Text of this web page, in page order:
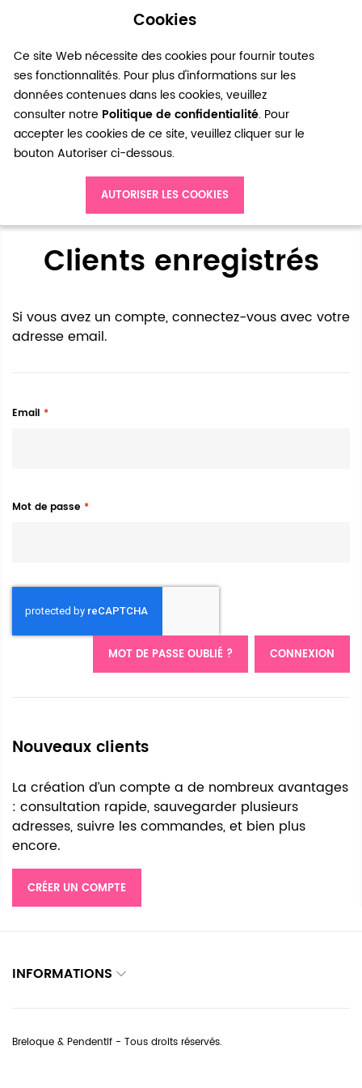
Cookies
Ce site Web nécessite des cookies pour fournir toutes
ses fonctionnalités. Pour plus d'informations sur les
données contenues dans les cookies, veuillez
consulter notre Politique de confidentialité. Pour
accepter les cookies de ce site, veuillez cliquer sur le
bouton Autoriser ci-dessous.
AUTORISER LES COOKIES
0
Accès client
Clients enregistrés
Si vous avez un compte, connectez-vous avec votre
adresse email.
Email
Mot de passe
CONNEXION
MOT DE PASSE OUBLIÉ ?
Nouveaux clients
La création d’un compte a de nombreux avantages
: consultation rapide, sauvegarder plusieurs
adresses, suivre les commandes, et bien plus
encore.
CRÉER UN COMPTE
INFORMATIONS
Breloque & Pendentif - Tous droits réservés.